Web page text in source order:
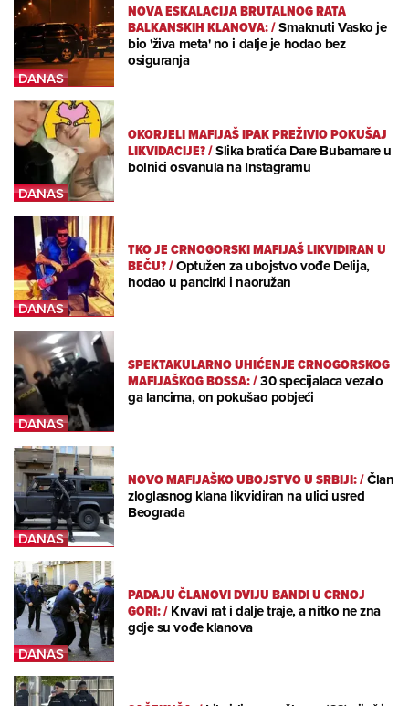
NOVA ESKALACIJA BRUTALNOG RATA
BALKANSKIH KLANOVA:/Smaknuti Vasko je
bio 'živa meta' no i dalje je hodao bez
osiguranja
OKORJELI MAFIJAŠ IPAK PREŽIVIO POKUŠAJ
LIKVIDACIJE?/Slika bratića Dare Bubamare u
bolnici osvanula na Instagramu
TKO JE CRNOGORSKI MAFIJAŠ LIKVIDIRAN U
BEČU?/Optužen za ubojstvo vođe Delija,
hodao u pancirki i naoružan
SPEKTAKULARNO UHIĆENJE CRNOGORSKOG
MAFIJAŠKOG BOSSA:/30 specijalaca vezalo
ga lancima, on pokušao pobjeći
NOVO MAFIJAŠKO UBOJSTVO U SRBIJI:/Član
zloglasnog klana likvidiran na ulici usred
Beograda
PADAJU ČLANOVI DVIJU BANDI U CRNOJ
GORI:/Krvavi rat i dalje traje, a nitko ne zna
gdje su vođe klanova